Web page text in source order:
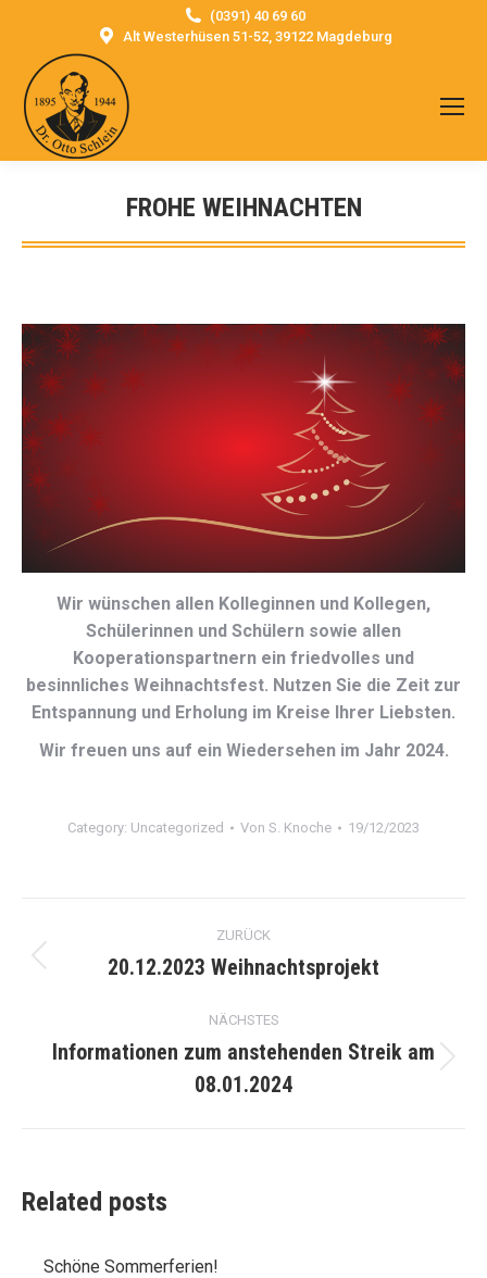
(0391) 40 69 60
Alt Westerhüsen 51-52, 39122 Magdeburg
FROHE WEIHNACHTEN
Sie befinden sich hier:
Wir wünschen allen Kolleginnen und Kollegen,
Schülerinnen und Schülern sowie allen
Kooperationspartnern ein friedvolles und
besinnliches Weihnachtsfest. Nutzen Sie die Zeit zur
Entspannung und Erholung im Kreise Ihrer Liebsten.
Wir freuen uns auf ein Wiedersehen im Jahr 2024.
Category: Uncategorized Von S. Knoche 19/12/2023
Kommentarnavigation
ZURÜCK
Vorheriger
20.12.2023 Weihnachtsprojekt
NÄCHSTES
Beitrag:
Informationen zum anstehenden Streik am
08.01.2024
Related posts
Schöne Sommerferien!